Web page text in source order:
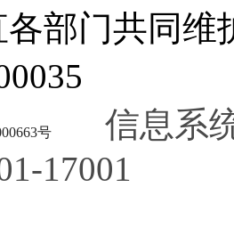
各部门共同
号
信息系
17001